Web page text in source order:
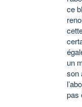
ce
un
son
pas